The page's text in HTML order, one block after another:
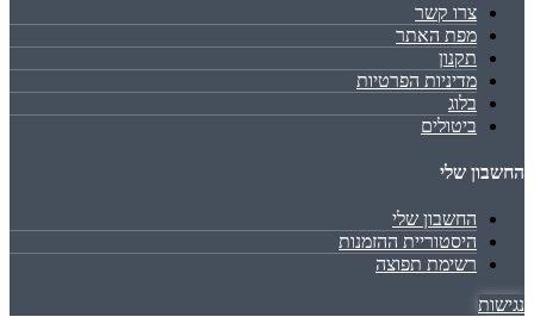
צרו קשר
מפת האתר
תקנון
מדיניות הפרטיות
בלוג
ביטולים
החשבון שלי
החשבון שלי
היסטוריית ההזמנות
רשימת תפוצה
נגישות